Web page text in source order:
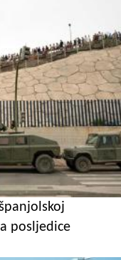
posljedice